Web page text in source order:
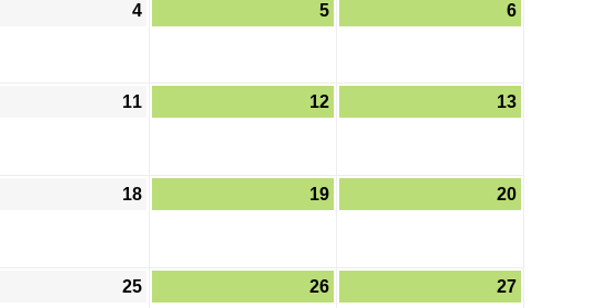
4 5 6
11 12 13
18 19 20
25 26 27